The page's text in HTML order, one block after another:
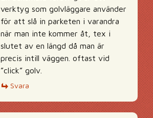
verktyg som golvläggare använder
för att slå in parketen i varandra
när man inte kommer åt, tex i
slutet av en längd då man är
precis intill väggen. oftast vid
”click” golv.
Svara